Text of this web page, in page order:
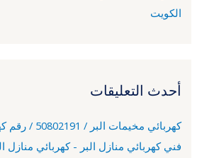
الكويت
أحدث التعليقات
كهربائي
فني كهربائي منازل البر - كهربائي منازل